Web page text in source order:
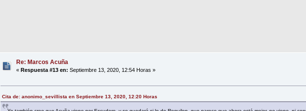
Re: Marcos Acuña
« Respuesta #13 en: Septiembre 13, 2020, 12:54 Horas »
Cita de: anonimo_sevillista en Septiembre 13, 2020, 12:20 Horas